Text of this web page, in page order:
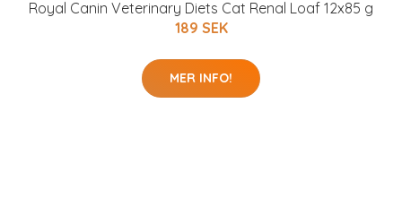
Royal Canin Veterinary Diets Cat Renal Loaf 12x85 g
189 SEK
MER INFO!